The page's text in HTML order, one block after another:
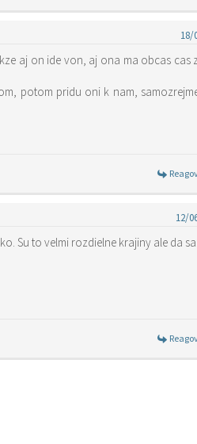
18/
aj on ide von, aj ona ma obcas cas
potom pridu oni k nam,
12/
Su to velmi rozdielne krajiny ale da